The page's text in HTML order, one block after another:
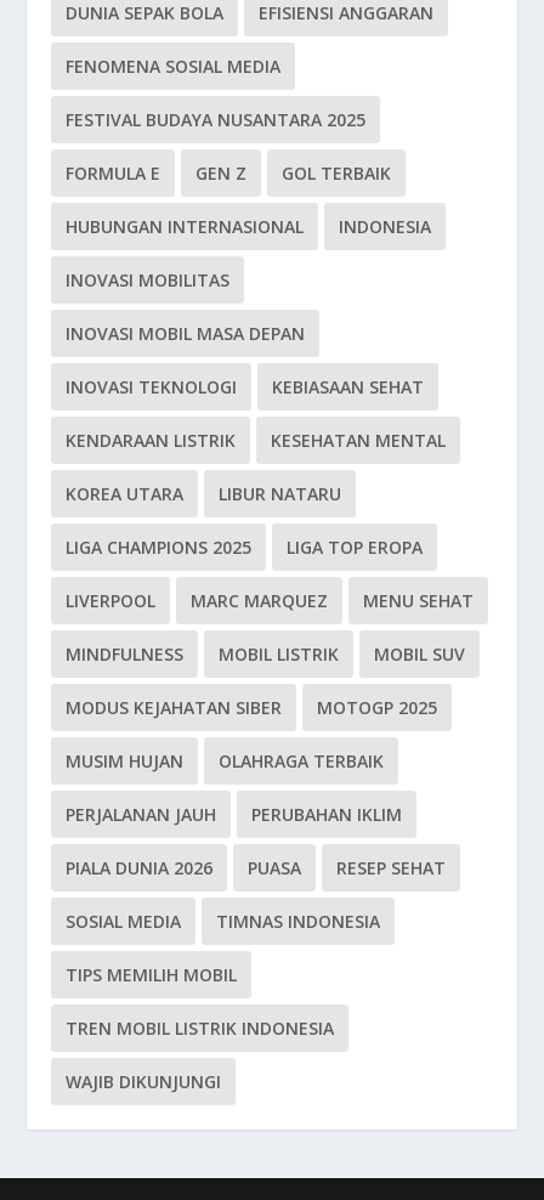
DUNIA SEPAK BOLA EFISIENSI ANGGARAN
FENOMENA SOSIAL MEDIA
FESTIVAL BUDAYA NUSANTARA 2025
FORMULA E GEN Z GOL TERBAIK
HUBUNGAN INTERNASIONAL INDONESIA
INOVASI MOBILITAS
INOVASI MOBIL MASA DEPAN
INOVASI TEKNOLOGI KEBIASAAN SEHAT
KENDARAAN LISTRIK KESEHATAN MENTAL
KOREA UTARA LIBUR NATARU
LIGA CHAMPIONS 2025 LIGA TOP EROPA
LIVERPOOL MARC MARQUEZ MENU SEHAT
MINDFULNESS MOBIL LISTRIK MOBIL SUV
MODUS KEJAHATAN SIBER MOTOGP 2025
MUSIM HUJAN OLAHRAGA TERBAIK
PERJALANAN JAUH PERUBAHAN IKLIM
PIALA DUNIA 2026 PUASA RESEP SEHAT
SOSIAL MEDIA TIMNAS INDONESIA
TIPS MEMILIH MOBIL
TREN MOBIL LISTRIK INDONESIA
WAJIB DIKUNJUNGI